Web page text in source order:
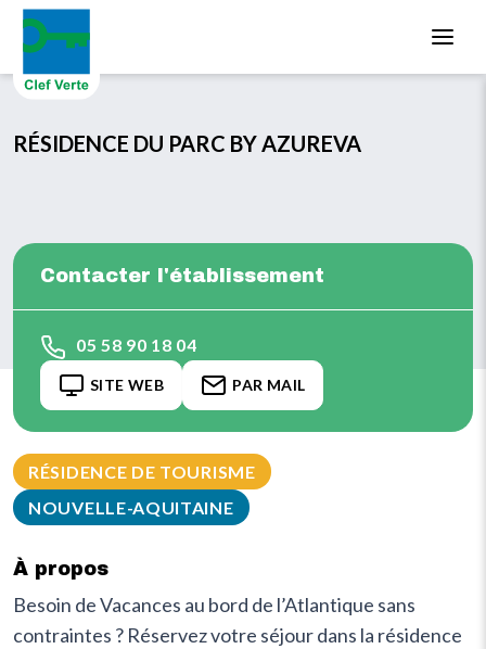
RÉSIDENCE DU PARC BY AZUREVA
RÉSIDENCE DE TOURISME
NOUVELLE-AQUITAINE
À propos
Besoin de Vacances au bord de l’Atlantique sans
contraintes ? Réservez votre séjour dans la résidence
Contacter l'établissement
05 58 90 18 04
SITE WEB PAR MAIL